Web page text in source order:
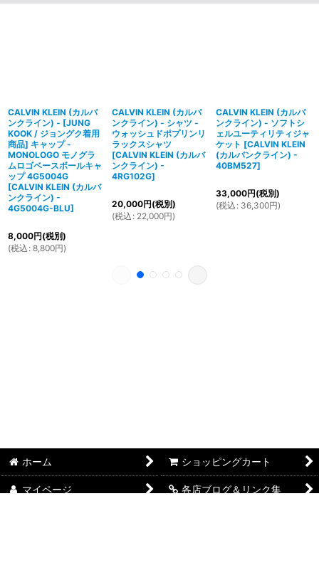
CALVIN KLEIN (カルバ
ンクライン) - [JUNG
KOOK / ジョングク着用
商品] キャップ -
MONOLOGO モノグラ
ムロゴベースボールキャ
ップ 4G5004G
[CALVIN KLEIN (カルバ
ンクライン) -
4G5004G-BLU]
8,000円(税別)
(税込 : 8,800円)
CALVIN KLEIN (カルバ
ンクライン) - シャツ -
ウォッシュドポプリンリ
ラックスシャツ
[CALVIN KLEIN (カルバ
ンクライン) -
4RG102G]
20,000円(税別)
(税込 : 22,000円)
CALVIN KLEIN (カルバ
ンクライン) - ソフトシ
ェルユーティリティジャ
ケット [CALVIN KLEIN
(カルバンクライン) -
40BM527]
33,000円(税別)
(税込 : 36,300円)
ホーム ショッピングカート
マイページ 各店ブログ＆リンク集